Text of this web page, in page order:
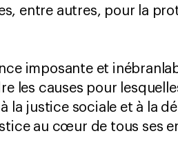
entre autres, pour la
imposante et
les causes pour
la justice sociale et à la
au cœur de tous ses